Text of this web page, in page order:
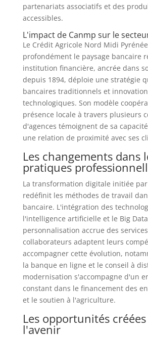
partenariats associatifs et des
accessibles.
L'impact de Canmp sur le
Le Crédit Agricole Nord Midi
profondément le paysage bancaire
institution financière, ancrée dans
depuis 1894, déploie une stratégie
bancaires traditionnels et
technologiques. Son modèle
présence locale à travers plusieurs
d'agences témoignent de sa
une relation de proximité avec ses
Les changements dans
pratiques
La transformation digitale initiée
redéfinit les méthodes de travail
bancaire. L'intégration des
l'intelligence artificielle et le Big
personnalisation accrue des
collaborateurs adaptent leurs
accompagner cette évolution,
la banque en ligne et le conseil à
modernisation s'accompagne d'un
constant dans le financement des
et le soutien à l'agriculture.
Les opportunités
l'avenir